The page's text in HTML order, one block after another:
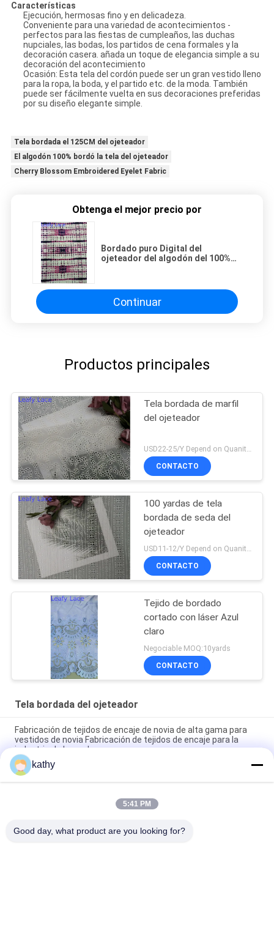
Características
Ejecución, hermosas fino y en delicadeza.
Conveniente para una variedad de acontecimientos -
perfectos para las fiestas de cumpleaños, las duchas
nupciales, las bodas, los partidos de cena formales y la
decoración casera. añada un toque de elegancia simple a su
decoración del acontecimiento
Ocasión: Esta tela del cordón puede ser un gran vestido lleno
para la ropa, la boda, y el partido etc. de la moda. También
puede ser fácilmente vuelta en sus decoraciones preferidas
por su diseño elegante simple.
Tela bordada el 125CM del ojeteador
El algodón 100% bordó la tela del ojeteador
Cherry Blossom Embroidered Eyelet Fabric
Obtenga el mejor precio por
Bordado puro Digital del
ojeteador del algodón del 100%
Continuar
Productos principales
Tela bordada de marfil
del ojeteador
USD22-25/Y Depend on Quanity MOQ:10yards
CONTACTO
100 yardas de tela
bordada de seda del
ojeteador
CONTACTO
Tejido de bordado
cortado con láser Azul
claro
Negociable MOQ:10yards
CONTACTO
Tela bordada del ojeteador
Fabricación de tejidos de encaje de novia de alta gama para
vestidos de novia Fabricación de tejidos de encaje para la
industria de la moda
Fabricante de tejido de encaje con diseños personalizados
Tejido de encaje premium para diseño de vestidos de noche
Tejido de Ojal Bordado Fabricante de Encaje OEM para
kathy
5:41 PM
Good day, what product are you looking for?